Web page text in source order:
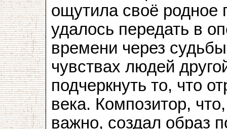
ощутила своё родное
удалось передать в
времени через
чувствах людей
подчеркнуть то, что
века. Композитор,
важно, создал образ